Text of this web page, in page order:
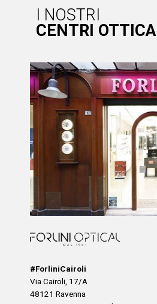
I NOSTRI
CENTRI OTTICA
#ForliniCairoli
Via Cairoli, 17/A
48121 Ravenna